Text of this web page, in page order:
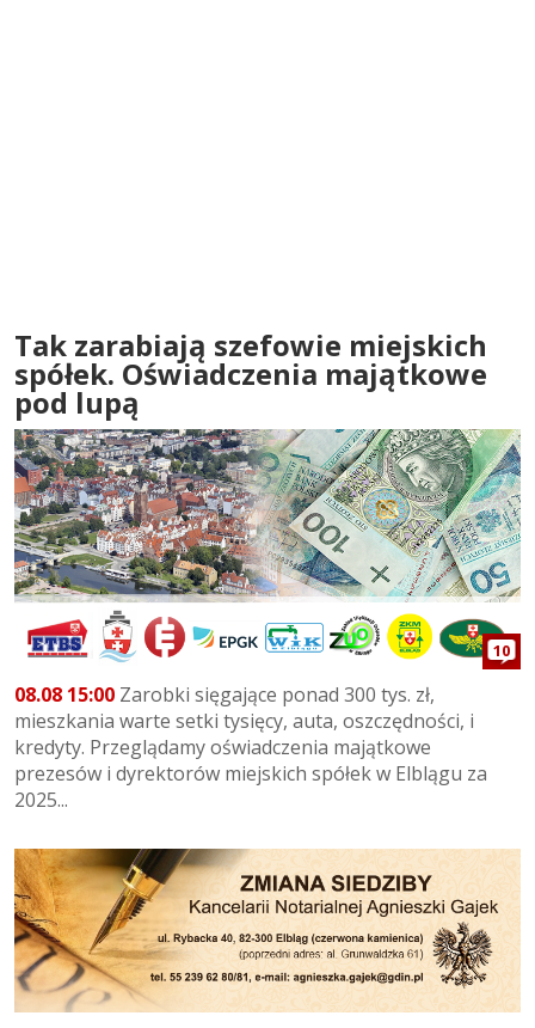
Tak zarabiają szefowie miejskich
spółek. Oświadczenia majątkowe
pod lupą
10
08.08 15:00 Zarobki sięgające ponad 300 tys. zł,
mieszkania warte setki tysięcy, auta, oszczędności, i
kredyty. Przeglądamy oświadczenia majątkowe
prezesów i dyrektorów miejskich spółek w Elblągu za
2025...